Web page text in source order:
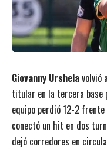
Giovanny Urshelavolvió
titular en la tercera base
equipo perdió 12-2
conectó un hit en dos
dejó corredores en